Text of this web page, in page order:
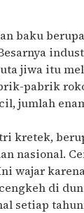
baku
jiwa itu
pabrik
jumlah
kretek,
nasional.
wajar
di
setiap